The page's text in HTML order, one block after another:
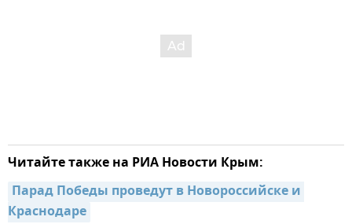
Читайте также на РИА Новости Крым:
Парад Победы проведут в Новороссийске и
Краснодаре